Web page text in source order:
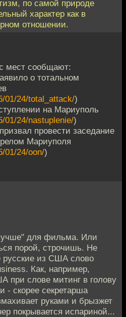
по самой природе
характер как в
отношении.
мест сообщают:
о тотальном
01/24/total_attack/)
на Мариуполь
01/24/nastuplenie/)
провести заседание
Мариуполя
01/24/oon/)
для фильма. Или
порой, строчишь. Не
русские из США слово
Как, например,
при слове митинг в голову
- скорее секретарша
руками и брызжет
покрывается испариной...